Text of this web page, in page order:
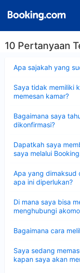
10 Pertanyaan
Apa sajakah yang
Saya tidak memiliki
memesan kamar?
Bagaimana saya
dikonfirmasi?
Dapatkah saya
saya melalui
Apa yang dimaksud
apa ini diperlukan?
Di mana saya bisa
menghubungi
Bagaimana cara
Saya sedang
kapan saya akan